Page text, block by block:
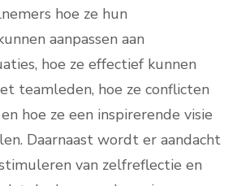
hoe ze hun
aanpassen aan
hoe ze effectief kunnen
teamleden, hoe ze conflicten
hoe ze een inspirerende visie
Daarnaast wordt er aandacht
van zelfreflectie en